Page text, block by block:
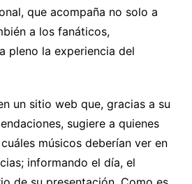
que acompaña no solo a
a los fanáticos,
pleno la experiencia del
un sitio web que, gracias a su
sugiere a quienes
músicos deberían ver en
informando el día, el